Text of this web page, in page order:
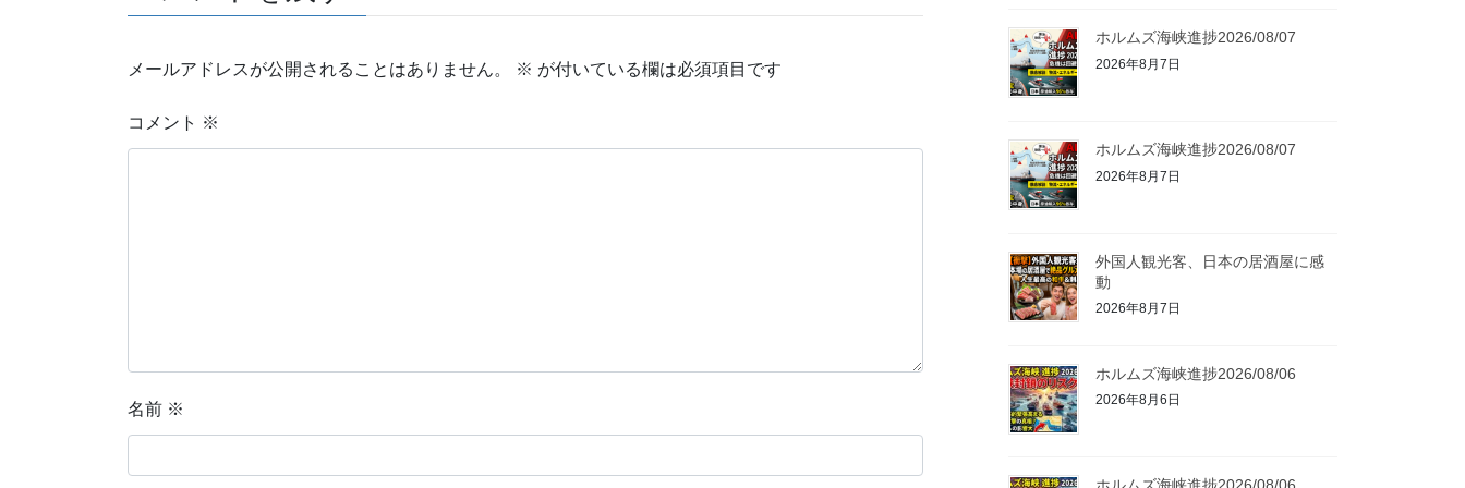
メールアドレスが公開されることはありません。 ※ が付いている欄は必須項目です
コメント ※
名前 ※
ホルムズ海峡進捗2026/08/07
2026年8月7日
ホルムズ海峡進捗2026/08/07
2026年8月7日
外国人観光客、日本の居酒屋に感
動
2026年8月7日
ホルムズ海峡進捗2026/08/06
2026年8月6日